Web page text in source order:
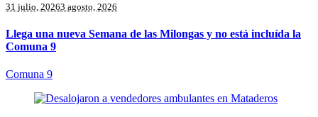
31 julio, 20263 agosto, 2026
Llega una nueva Semana de las Milongas y no está incluída la
Comuna 9
Comuna 9